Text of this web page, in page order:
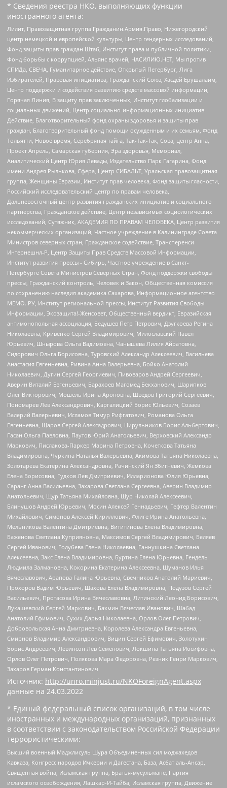
* Сведения реестра НКО, выполняющих функции
иностранного агента:
Лилит, Правозащитная группа Гражданин.Армия.Право, Нижегородский
центр немецкой и европейской культуры, Центр гендерных исследований,
Фонд защиты прав граждан Штаб, Институт права и публичной политики,
Фонд борьбы с коррупцией, Альянс врачей, НАСИЛИЮ.НЕТ, Мы против
СПИДа, СВЕЧА, Гуманитарное действие, Открытый Петербург, Лига
Избирателей, Правовая инициатива, Гражданский Союз, Хасдей Ерушалаим,
Центр поддержки и содействия развитию средств массовой информации,
Горячая Линия, В защиту прав заключенных, Институт глобализации и
социальных движений, Центр социально-информационных инициатив
Действие, Благотворительный фонд охраны здоровья и защиты прав
граждан, Благотворительный фонд помощи осужденным и их семьям, Фонд
Тольятти, Новое время, Серебряная тайга, Так-Так-Так, Сова, центр Анна,
Проект Апрель, Самарская губерния, Эра здоровья, Мемориал,
Аналитический Центр Юрия Левады, Издательство Парк Гагарина, Фонд
имени Андрея Рылькова, Сфера, Центр СИБАЛЬТ, Уральская правозащитная
группа, Женщины Евразии, Институт прав человека, Фонд защиты гласности,
Российский исследовательский центр по правам человека,
Дальневосточный центр развития гражданских инициатив и социального
партнерства, Гражданское действие, Центр независимых социологических
исследований, Сутяжник, АКАДЕМИЯ ПО ПРАВАМ ЧЕЛОВЕКА, Центр развития
некоммерческих организаций, Частное учреждение в Калининграде Совета
Министров северных стран, Гражданское содействие, Трансперенси
Интернешнл-Р, Центр Защиты Прав Средств Массовой Информации,
Институт развития прессы - Сибирь, Частное учреждение в Санкт-
Петербурге Совета Министров Северных Стран, Фонд поддержки свободы
прессы, Гражданский контроль, Человек и Закон, Общественная комиссия
по сохранению наследия академика Сахарова, Информационное агентство
МЕМО. РУ, Институт региональной прессы, Институт Развития Свободы
Информации, Экозащита!-Женсовет, Общественный вердикт, Евразийская
антимонопольная ассоциация, Бедушев Петр Петрович, Дзугкоева Регина
Николаевна, Кривенко Сергей Владимирович, Милославский Павел
Юрьевич, Шнырова Ольга Вадимовна, Чанышева Лилия Айратовна,
Сидорович Ольга Борисовна, Туровский Александр Алексеевич, Васильева
Анастасия Евгеньевна, Ривина Анна Валерьевна, Бойко Анатолий
Николаевич, Дугин Сергей Георгиевич, Пивоваров Андрей Сергеевич,
Аверин Виталий Евгеньевич, Барахоев Магомед Бекханович, Шарипков
Олег Викторович, Мошель Ирина Ароновна, Шведов Григорий Сергеевич,
Пономарев Лев Александрович, Каргалицкий Борис Юльевич, Созаев
Валерий Валерьевич, Исламов Тимур Рифгатович, Романова Ольга
Евгеньевна, Щаров Сергей Алексадрович, Цирульников Борис Альбертович,
Гасан Ольга Павловна, Паутов Юрий Анатольевич, Верховский Александр
Маркович, Пислакова-Паркер Марина Петровна, Кочеткова Татьяна
Владимировна, Чуркина Наталья Валерьевна, Акимова Татьяна Николаевна,
Золотарева Екатерина Александровна, Рачинский Ян Збигневич, Жемкова
Елена Борисовна, Гудков Лев Дмитриевич, Илларионова Юлия Юрьевна,
Саранг Анна Васильевна, Захарова Светлана Сергеевна, Аверин Владимир
Анатольевич, Щур Татьяна Михайловна, Щур Николай Алексеевич,
Блинушов Андрей Юрьевич, Мосин Алексей Геннадьевич, Гефтер Валентин
Михайлович, Симонов Алексей Кириллович, Флиге Ирина Анатольевна,
Мельникова Валентина Дмитриевна, Вититинова Елена Владимировна,
Баженова Светлана Куприяновна, Максимов Сергей Владимирович, Беляев
Сергей Иванович, Голубева Елена Николаевна, Ганнушкина Светлана
Алексеевна, Закс Елена Владимировна, Буртина Елена Юрьевна, Гендель
Людмила Залмановна, Кокорина Екатерина Алексеевна, Шуманов Илья
Вячеславович, Арапова Галина Юрьевна, Свечников Анатолий Мариевич,
Прохоров Вадим Юрьевич, Шахова Елена Владимировна, Подузов Сергей
Васильевич, Протасова Ирина Вячеславовна, Литинский Леонид Борисович,
Лукашевский Сергей Маркович, Бахмин Вячеслав Иванович, Шабад
Анатолий Ефимович, Сухих Дарья Николаевна, Орлов Олег Петрович,
Добровольская Анна Дмитриевна, Королева Александра Евгеньевна,
Смирнов Владимир Александрович, Вицин Сергей Ефимович, Золотухин
Борис Андреевич, Левинсон Лев Семенович, Локшина Татьяна Иосифовна,
Орлов Олег Петрович, Полякова Мара Федоровна, Резник Генри Маркович,
Захаров Герман Константинович
Источник: http://unro.minjust.ru/NKOForeignAgent.aspx
данные на 24.03.2022
* Единый федеральный список организаций, в том числе
иностранных и международных организаций, признанных
в соответствии с законодательством Российской Федерации
террористическими:
Высший военный Маджлисуль Шура Объединенных сил моджахедов
Кавказа, Конгресс народов Ичкерии и Дагестана, База, Асбат аль-Ансар,
Священная война, Исламская группа, Братья-мусульмане, Партия
исламского освобождения, Лашкар-И-Тайба, Исламская группа, Движение